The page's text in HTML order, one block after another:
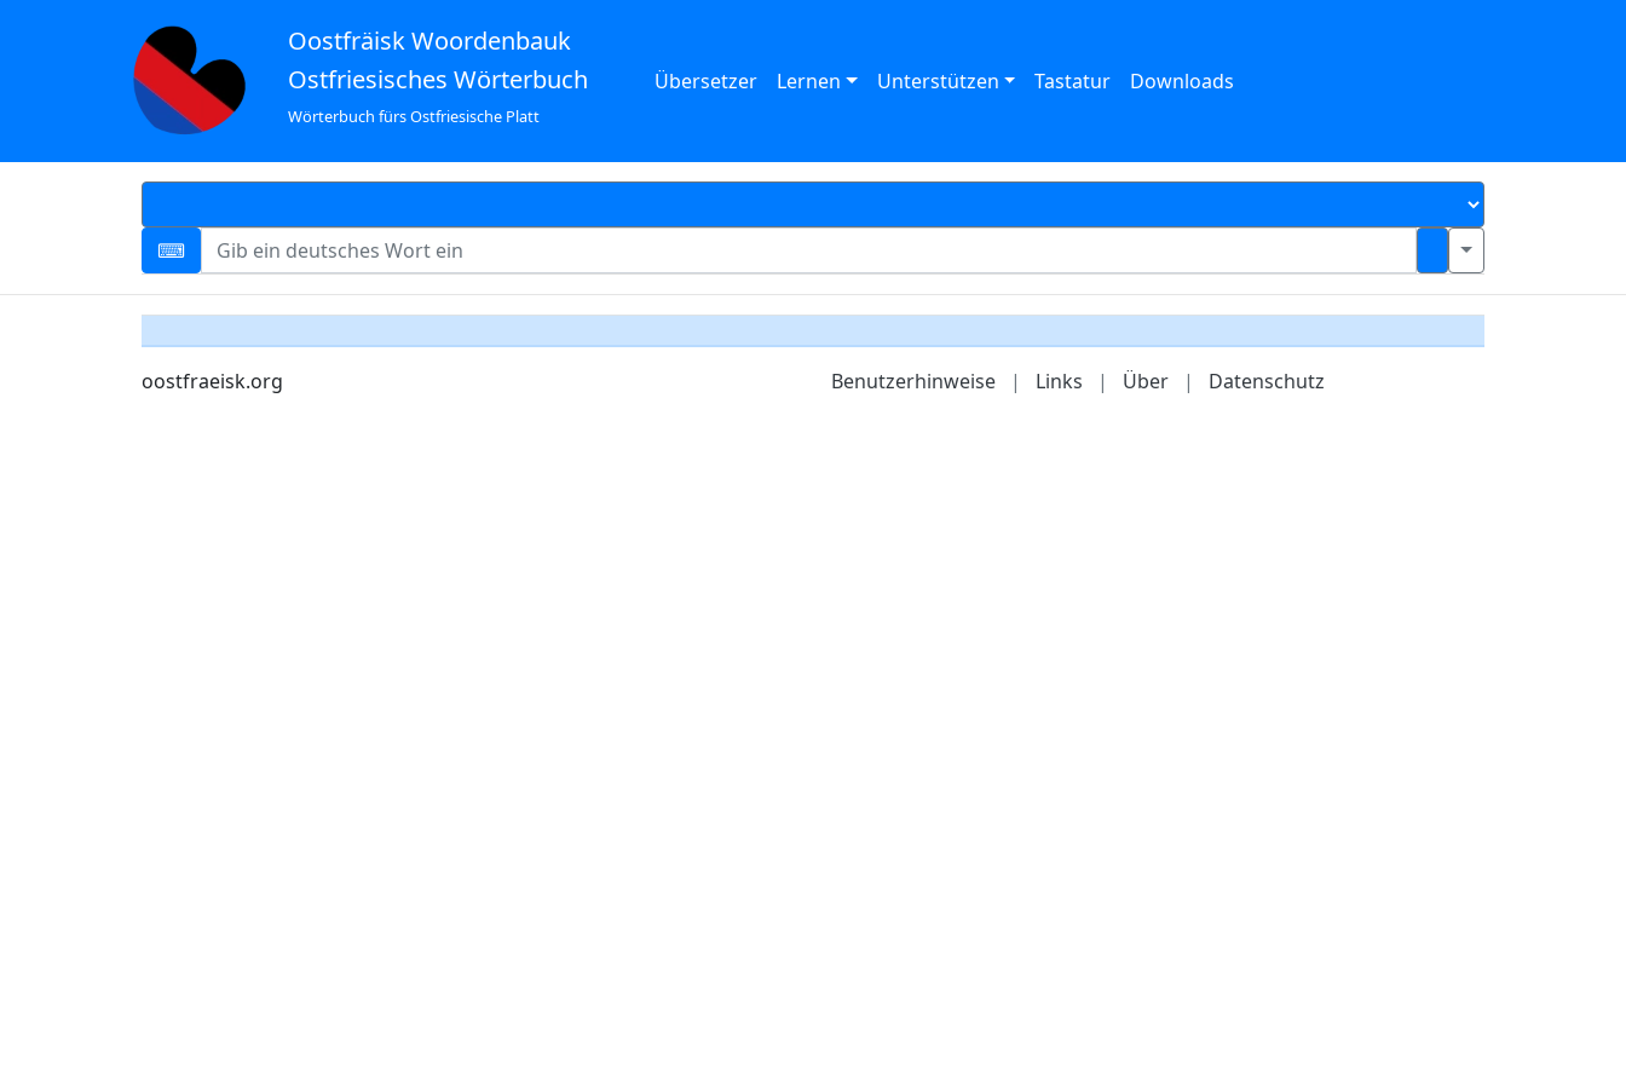
Oostfräisk Woordenbauk
Ostfriesisches Wörterbuch
Wörterbuch fürs Ostfriesische Platt
Übersetzer Lernen Unterstützen Tastatur Downloads
oostfraeisk.org Benutzerhinweise | Links | Über | Datenschutz